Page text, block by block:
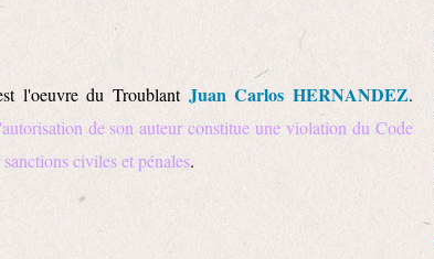
l'oeuvre du Troublant Juan Carlos HERNANDEZ.
de son auteur constitue une violation du Code
civiles et pénales.